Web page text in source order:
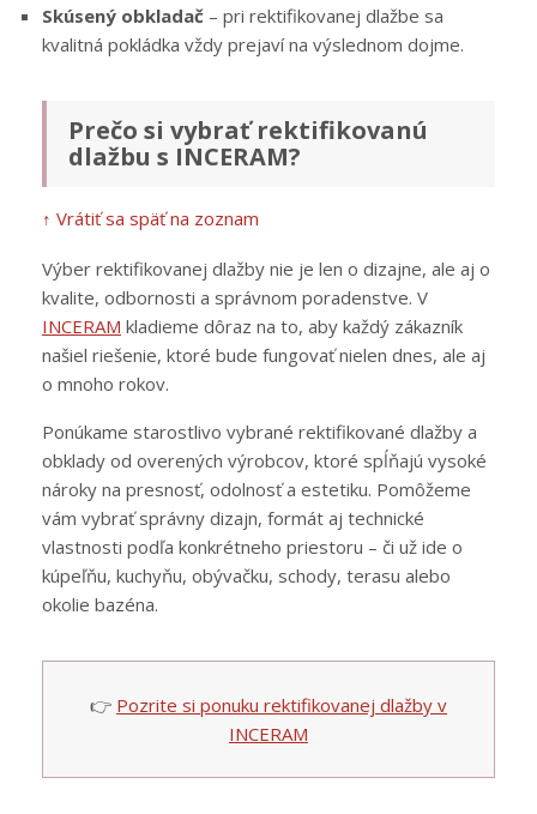
Skúsený obkladač – pri rektifikovanej dlažbe sa
kvalitná pokládka vždy prejaví na výslednom dojme.
Prečo si vybrať rektifikovanú
dlažbu s INCERAM?
↑ Vrátiť sa späť na zoznam
Výber rektifikovanej dlažby nie je len o dizajne, ale aj o
kvalite, odbornosti a správnom poradenstve. V
INCERAM kladieme dôraz na to, aby každý zákazník
našiel riešenie, ktoré bude fungovať nielen dnes, ale aj
o mnoho rokov.
Ponúkame starostlivo vybrané rektifikované dlažby a
obklady od overených výrobcov, ktoré spĺňajú vysoké
nároky na presnosť, odolnosť a estetiku. Pomôžeme
vám vybrať správny dizajn, formát aj technické
vlastnosti podľa konkrétneho priestoru – či už ide o
kúpeľňu, kuchyňu, obývačku, schody, terasu alebo
okolie bazéna.
👉 Pozrite si ponuku rektifikovanej dlažby v
INCERAM